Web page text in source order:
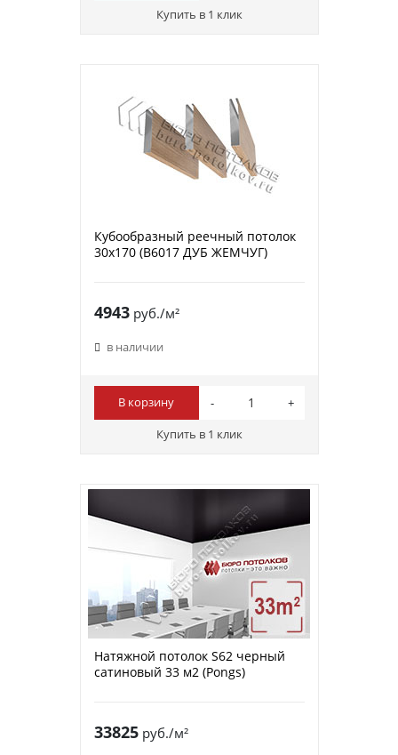
Купить в 1 клик
Кубообразный реечный потолок
30х170 (B6017 ДУБ ЖЕМЧУГ)
4943руб./м²
в наличии
В корзину
Купить в 1 клик
Натяжной потолок S62 черный
сатиновый 33 м2 (Pongs)
33825руб./м²